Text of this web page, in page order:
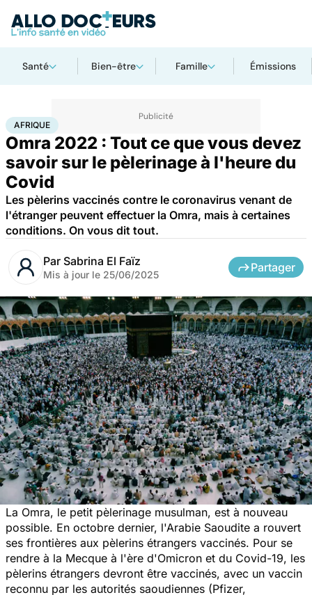
Santé Bien-être Famille Émissions
AccueilSanté Santé publiqueAfrique
AFRIQUE
Omra 2022 : Tout ce que vous devez
savoir sur le pèlerinage à l'heure du
Covid
Les pèlerins vaccinés contre le coronavirus venant de
l'étranger peuvent effectuer la Omra, mais à certaines
conditions. On vous dit tout.
Par Sabrina El Faïz
Mis à jour le 25/06/2025
Partager
La Omra, le petit pèlerinage musulman, est à nouveau
possible. En octobre dernier, l'Arabie Saoudite a rouvert
ses frontières aux pèlerins étrangers vaccinés. Pour se
rendre à la Mecque à l'ère d'Omicron et du Covid-19, les
pèlerins étrangers devront être vaccinés, avec un vaccin
reconnu par les autorités saoudiennes (Pfizer,